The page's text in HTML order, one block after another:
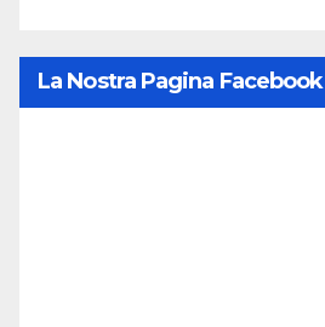
La Nostra Pagina Facebook